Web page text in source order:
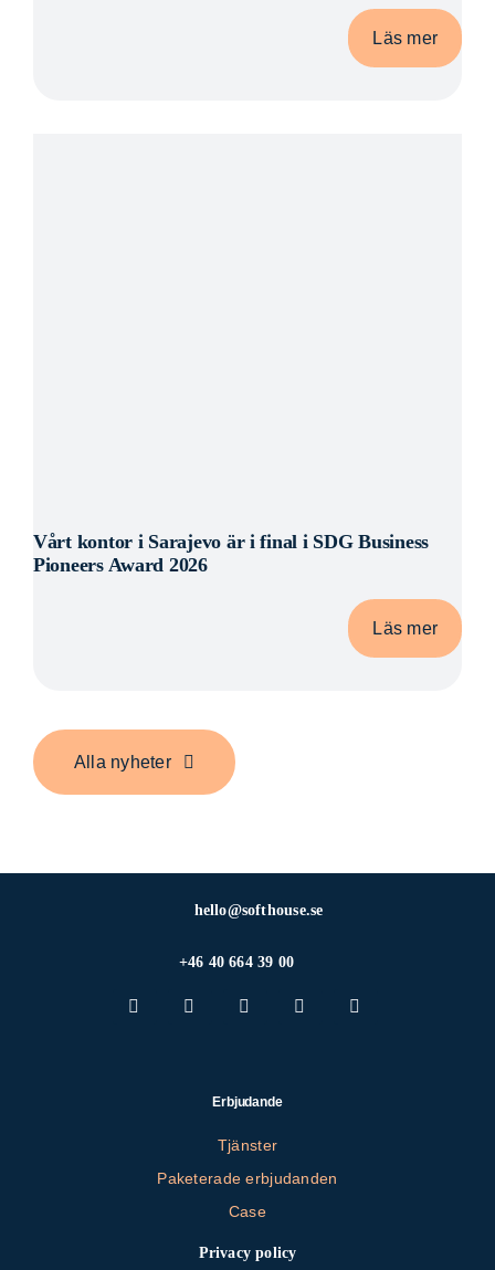
Läs mer
Vårt kontor i Sarajevo är i final i SDG Business
Pioneers Award 2026
Läs mer
Alla nyheter
hello@softhouse.se
+46 40 664 39 00
Erbjudande
Tjänster
Paketerade erbjudanden
Case
Privacy policy